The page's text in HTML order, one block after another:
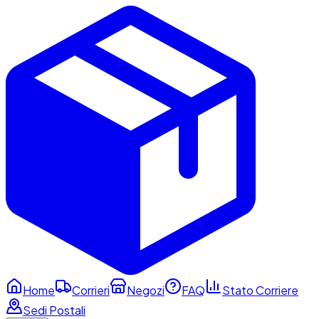
Home Corrieri Negozi FAQ
Stato Corriere
Sedi Postali